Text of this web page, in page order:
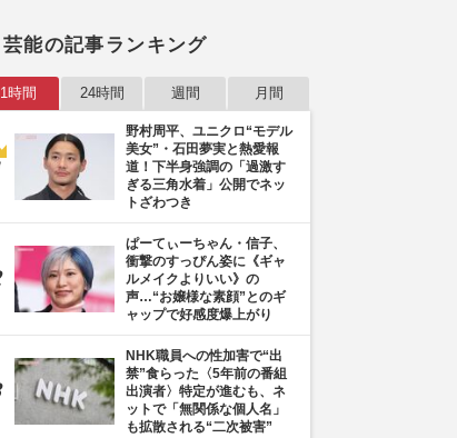
芸能の記事ランキング
1時間 24時間 週間 月間
野村周平、ユニクロ“モデル
美女”・石田夢実と熱愛報
道！下半身強調の「過激す
ぎる三角水着」公開でネッ
トざわつき
ぱーてぃーちゃん・信子、
衝撃のすっぴん姿に《ギャ
ルメイクよりいい》の
声…“お嬢様な素顔”とのギ
ャップで好感度爆上がり
NHK職員への性加害で“出
禁”食らった〈5年前の番組
出演者〉特定が進むも、ネ
ットで「無関係な個人名」
も拡散される“二次被害”